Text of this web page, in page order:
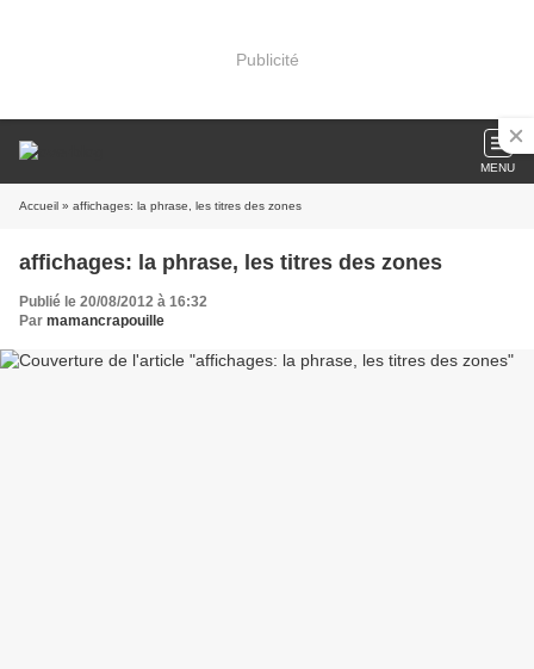
Publicité
MENU
Accueil » affichages: la phrase, les titres des zones
affichages: la phrase, les titres des zones
Publié le 20/08/2012 à 16:32
Par mamancrapouille